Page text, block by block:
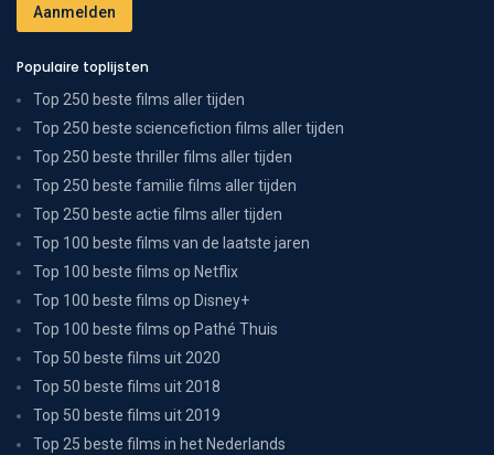
Populaire toplijsten
Top 250 beste films aller tijden
Top 250 beste sciencefiction films aller tijden
Top 250 beste thriller films aller tijden
Top 250 beste familie films aller tijden
Top 250 beste actie films aller tijden
Top 100 beste films van de laatste jaren
Top 100 beste films op Netflix
Top 100 beste films op Disney+
Top 100 beste films op Pathé Thuis
Top 50 beste films uit 2020
Top 50 beste films uit 2018
Top 50 beste films uit 2019
Top 25 beste films in het Nederlands